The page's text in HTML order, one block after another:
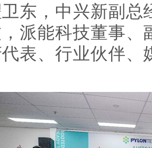
东，中兴新副总
派能科技董事
表、行业伙伴